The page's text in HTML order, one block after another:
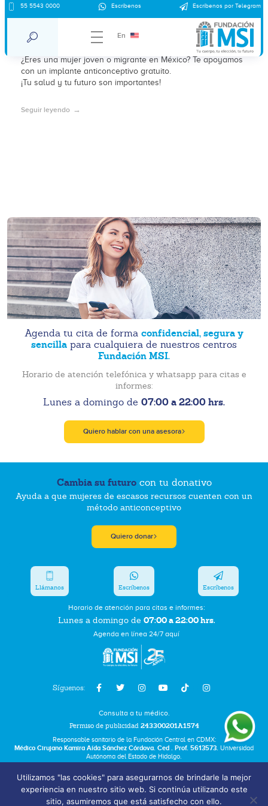
55 5543 0000 Escríbenos Escríbenos por Telegram
En
Protege tu presente: implante
anticonceptivo gratuito
¿Eres una mujer joven o migrante en México? Te apoyamos
con un implante anticonceptivo gratuito.
¡Tu salud y tu futuro son importantes!
Seguir leyendo
Agenda tu cita de forma confidencial, segura y
sencilla para cualquiera de nuestros centros
Fundación MSI.
Horario de atención telefónica y whatsapp para citas e
informes:
Lunes a domingo de 07:00 a 22:00 hrs.
Quiero hablar con una asesora
Cambia su futurocon tu donativo
Ayuda a que mujeres de escasos recursos cuenten con un
método anticonceptivo
Quiero donar
Síguenos:
Horario de atención para citas e informes:
Lunes a domingo de 07:00 a 22:00 hrs.
Agenda en línea 24/7 aquí
Llámanos Escríbenos Escríbenos
Consulta a tu médico.
Permiso de publicidad 243300201A1574
Responsable sanitario de la Fundación Central en CDMX:
Médico Cirujano Kamira Aída Sánchez Córdova. Ced . Prof. 5613573. Universidad
Autónoma del Estado de Hidalgo.
Términos y Condiciones
Bolsa de Trabajo
Utilizamos "las cookies" para asegurarnos de brindarle la mejor
experiencia en nuestro sitio web. Si continúa utilizando este
sitio, asumiremos que está satisfecho con ello.